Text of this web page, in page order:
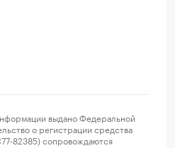
выдано Федеральной
о регистрации средства
82385) сопровождаются